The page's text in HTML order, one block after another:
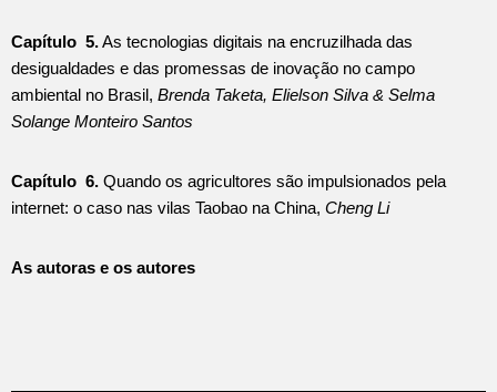
Capítulo 5.As tecnologias digitais na encruzilhada das
desigualdades e das promessas de inovação no campo
ambiental no Brasil, Brenda Taketa, Elielson Silva & Selma
Solange Monteiro Santos
Capítulo 6. Quando os agricultores são impulsionados pela
internet: o caso nas vilas Taobao na China, Cheng Li
As autoras e os autores